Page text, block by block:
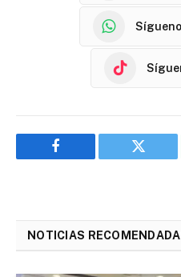
Facebook Twitter
NOTICIAS